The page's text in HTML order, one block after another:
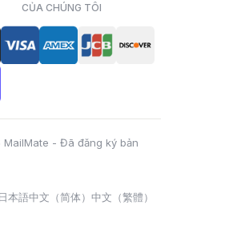
CỦA CHÚNG TÔI
- Đã đăng ký bản
日本語中文（简体） 中文（繁體）